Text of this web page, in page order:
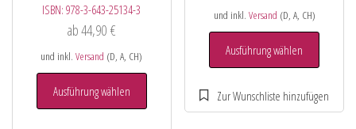
ISBN:978-3-643-25134-3
ab44,90€
und inkl.Versand (D, A, CH)
Ausführung wählen
und inkl. Versand (D, A, CH)
Ausführung wählen